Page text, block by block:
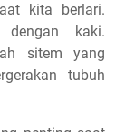
kita berlari.
kaki.
sitem yang
tubuh